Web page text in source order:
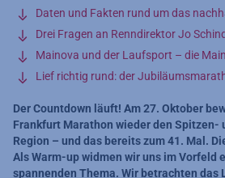
Daten und Fakten rund um das
Drei Fragen an Renndirektor Jo
Mainova und der Laufsport – die
Lief richtig rund: der
Der Countdown läuft! Am 27. Oktober
Frankfurt Marathon wieder den Spitzen-
Region – und das bereits zum 41. Mal.
Als Warm-up widmen wir uns im Vorfeld
spannenden Thema. Wir betrachten das